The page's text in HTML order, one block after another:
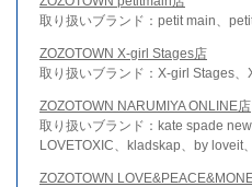
取り扱いブランド：petit main、
ZOZOTOWN X-girl Stages店
取り扱いブランド：X-girl Stages、
ZOZOTOWN NARUMIYA ONLINE店
取り扱いブランド：kate spade
LOVETOXIC、kladskap、by loveit
ZOZOTOWN